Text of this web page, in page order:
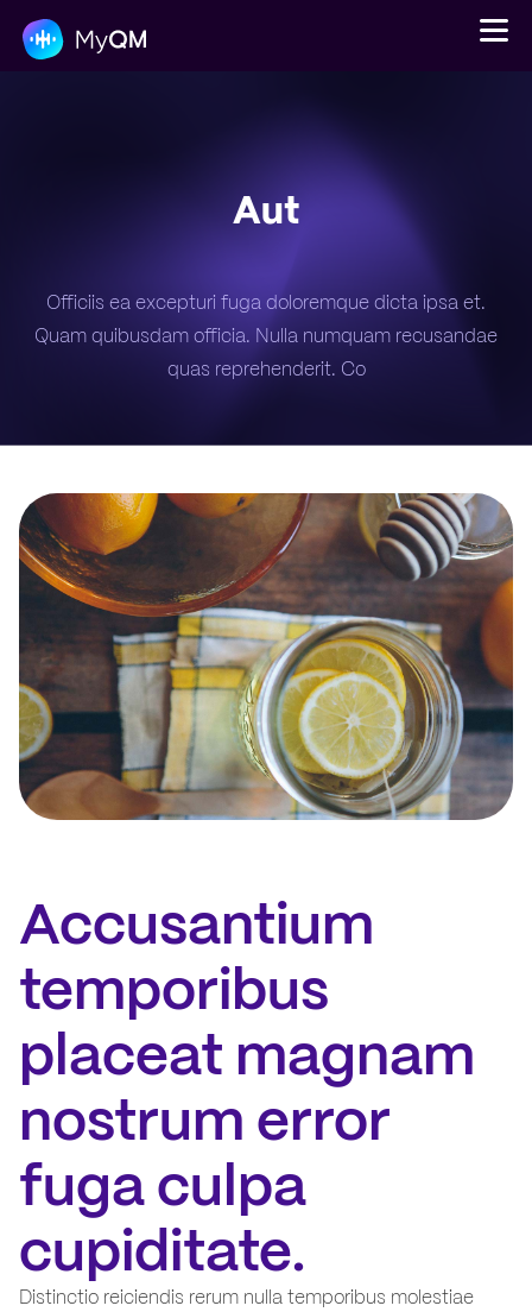
Platform
Pricing
Login
Aut
Officiis ea excepturi fuga doloremque dicta ipsa et.
Quam quibusdam officia. Nulla numquam recusandae
quas reprehenderit. Co
Accusantium
temporibus
placeat magnam
nostrum error
fuga culpa
cupiditate.
Distinctio reiciendis rerum nulla temporibus molestiae